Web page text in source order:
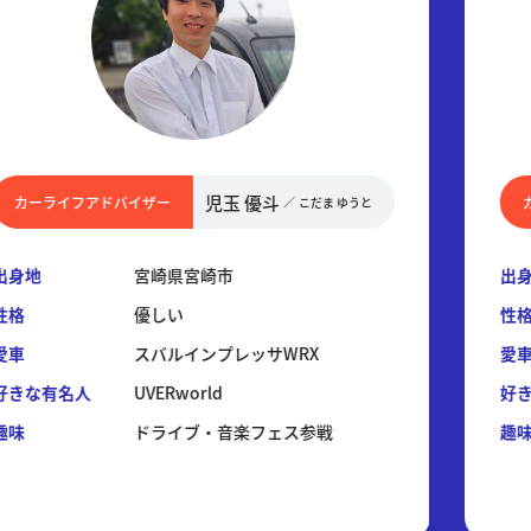
カーライフアドバイザー 児玉 優斗 ／ こだま ゆうと
身地
宮崎県宮崎市
格
優しい
車
スバルインプレッサWRX
きな有名人
UVERworld
味
ドライブ・音楽フェス参戦
出
性
愛
好
趣